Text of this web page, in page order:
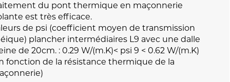
du pont thermique en maçonnerie
est très efficace.
de psi (coefficient moyen de transmission
plancher intermédiaires L9 avec une dalle
de 20cm. : 0.29 W/(m.K)< psi 9 < 0.62 W/(m.K)
fonction de la résistance thermique de la